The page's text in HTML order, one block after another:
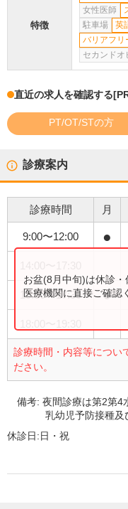
特徴
女性医師
駐車場
英
バリアフリ
セカンドオ
直近の求人を確認する
PT/OT/STの方
診療案内
診療時間 月
9:00〜12:00 ●
15:00〜17:30 ●
診療時間・内容等につい
ださい。
お盆(8月中旬)は休診
医療機関に直接ご確認
備考:夜間診療は第2第4
乳幼児予防接種及
休診日:日・祝